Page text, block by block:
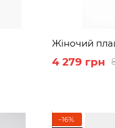
Жіночий
4 279 грн
−16%